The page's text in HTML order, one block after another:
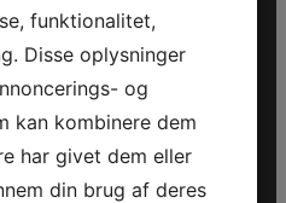
funktionalitet,
Disse oplysninger
og
kan kombinere dem
har givet dem eller
din brug af deres